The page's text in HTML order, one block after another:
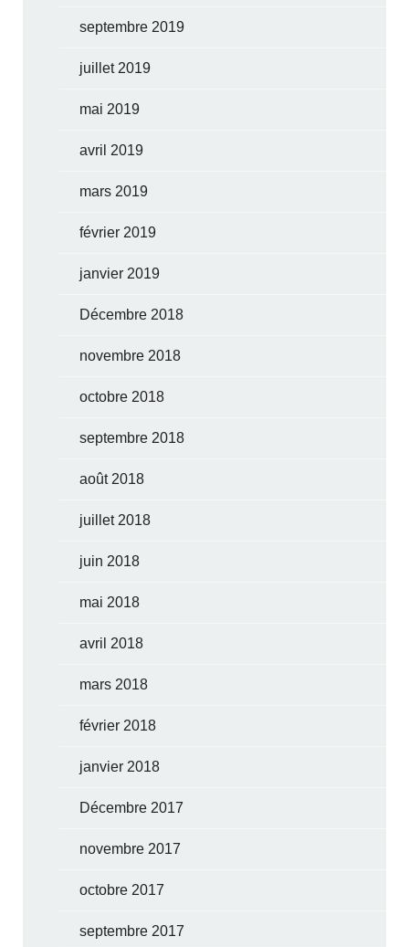
septembre 2019
juillet 2019
mai 2019
avril 2019
mars 2019
février 2019
janvier 2019
Décembre 2018
novembre 2018
octobre 2018
septembre 2018
août 2018
juillet 2018
juin 2018
mai 2018
avril 2018
mars 2018
février 2018
janvier 2018
Décembre 2017
novembre 2017
octobre 2017
septembre 2017